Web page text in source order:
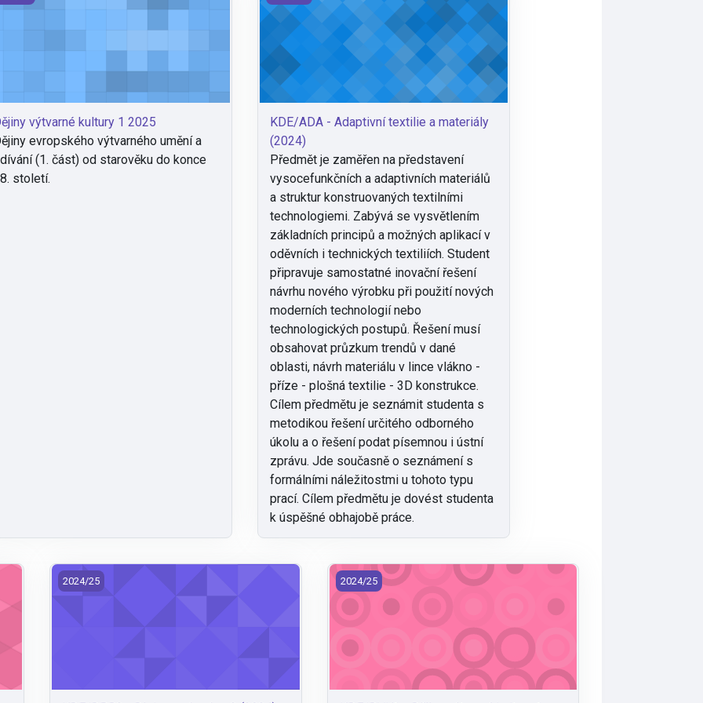
výtvarné kultury 1 2025
evropského výtvarného umění a
(1. část) od starověku do konce
století.
KDE/ADA - Adaptivní textilie a materiály
(2024)
Předmět je zaměřen na představení
vysocefunkčních a adaptivních materiálů
a struktur konstruovaných textilními
technologiemi. Zabývá se vysvětlením
základních principů a možných aplikací v
oděvních i technických textiliích. Student
připravuje samostatné inovační řešení
návrhu nového výrobku při použití nových
moderních technologií nebo
technologických postupů. Řešení musí
obsahovat průzkum trendů v dané
oblasti, návrh materiálu v lince vlákno -
příze - plošná textilie - 3D konstrukce.
Cílem předmětu je seznámit studenta s
metodikou řešení určitého odborného
úkolu a o řešení podat písemnou i ústní
zprávu. Jde současně o seznámení s
formálními náležitostmi u tohoto typu
prací. Cílem předmětu je dovést studenta
k úspěšné obhajobě práce.
KDE/DPR3 - Diplomová práce 3 (2024)
2024/25 KDE/DVK1 - Dějiny výtvarné kultury 1 (2024)
2024/25